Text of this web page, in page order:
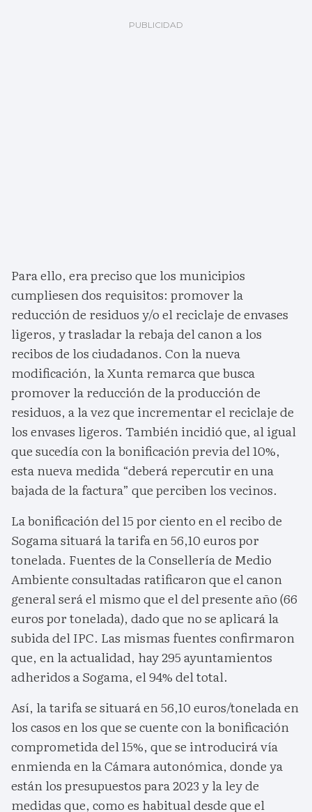
Para ello, era preciso que los municipios
cumpliesen dos requisitos: promover la
reducción de residuos y/o el reciclaje de envases
ligeros, y trasladar la rebaja del canon a los
recibos de los ciudadanos. Con la nueva
modificación, la Xunta remarca que busca
promover la reducción de la producción de
residuos, a la vez que incrementar el reciclaje de
los envases ligeros. También incidió que, al igual
que sucedía con la bonificación previa del 10%,
esta nueva medida “deberá repercutir en una
bajada de la factura” que perciben los vecinos.
La bonificación del 15 por ciento en el recibo de
Sogama situará la tarifa en 56,10 euros por
tonelada. Fuentes de la Consellería de Medio
Ambiente consultadas ratificaron que el canon
general será el mismo que el del presente año (66
euros por tonelada), dado que no se aplicará la
subida del IPC. Las mismas fuentes confirmaron
que, en la actualidad, hay 295 ayuntamientos
adheridos a Sogama, el 94% del total.
Así, la tarifa se situará en 56,10 euros/tonelada en
los casos en los que se cuente con la bonificación
comprometida del 15%, que se introducirá vía
enmienda en la Cámara autonómica, donde ya
están los presupuestos para 2023 y la ley de
medidas que, como es habitual desde que el